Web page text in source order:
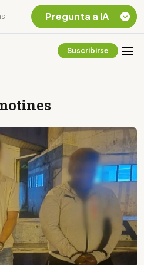
Suscribirse
Pregunta a IA
Amazonia Ecuatoriana
¿En que consiste la
tasa minera que rige en
Ecuador?